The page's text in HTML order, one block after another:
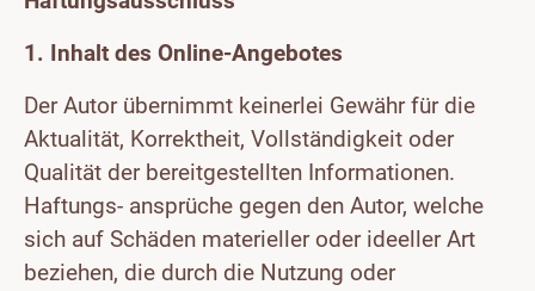
1. Inhalt des Online-Angebotes
Der Autor übernimmt keinerlei Gewähr für die
Aktualität, Korrektheit, Vollständigkeit oder
Qualität der bereitgestellten Informationen.
Haftungs- ansprüche gegen den Autor, welche
sich auf Schäden materieller oder ideeller Art
beziehen, die durch die Nutzung oder